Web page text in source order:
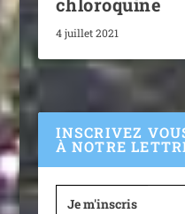
chloroquine
4 juillet 2021
INSCRIVEZ
À NOTRE
Je m'inscris